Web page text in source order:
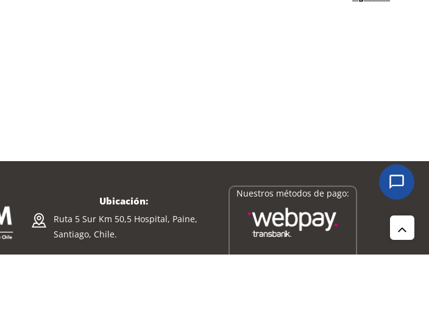
Ubicación:
Ruta 5 Sur Km 50,5 Hospital, Paine,
Santiago, Chile.
Nuestros métodos de pago: